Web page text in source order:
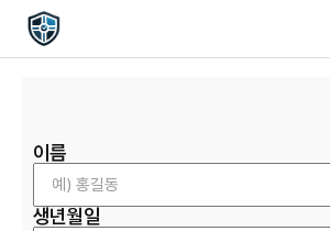
이름
생년월일